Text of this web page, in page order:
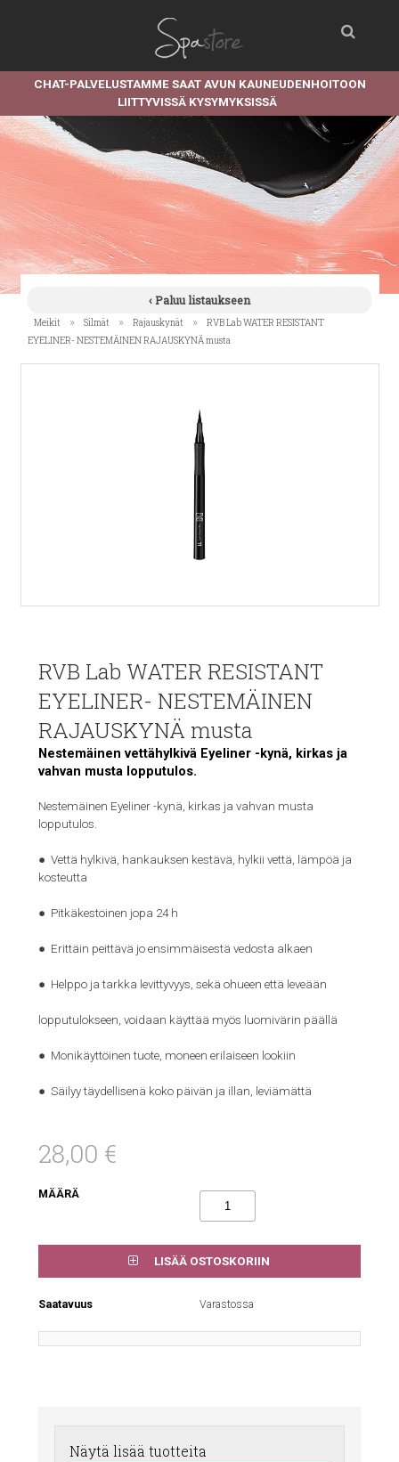
CHAT-PALVELUSTAMME SAAT AVUN KAUNEUDENHOITOON
LIITTYVISSÄ KYSYMYKSISSÄ
‹ Paluu listaukseen
Meikit » Silmät » Rajauskynät »
RVB Lab WATER RESISTANT
EYELINER- NESTEMÄINEN RAJAUSKYNÄ musta
RVB Lab WATER RESISTANT
EYELINER- NESTEMÄINEN
RAJAUSKYNÄ musta
Nestemäinen vettähylkivä Eyeliner -kynä, kirkas ja
vahvan musta lopputulos.
Nestemäinen Eyeliner -kynä, kirkas ja vahvan musta
lopputulos.
● Vettä hylkivä, hankauksen kestävä, hylkii vettä, lämpöä ja
kosteutta
● Pitkäkestoinen jopa 24 h
● Erittäin peittävä jo ensimmäisestä vedosta alkaen
● Helppo ja tarkka levittyvyys, sekä ohueen että leveään
lopputulokseen, voidaan käyttää myös luomivärin päällä
● Monikäyttöinen tuote, moneen erilaiseen lookiin
● Säilyy täydellisenä koko päivän ja illan, leviämättä
28,00 €
MÄÄRÄ
LISÄÄ OSTOSKORIIN
Saatavuus Varastossa
Näytä lisää tuotteita